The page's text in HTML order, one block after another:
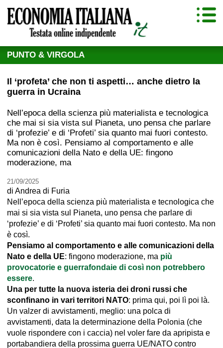
PUNTO & VIRGOLA
Il ‘profeta’ che non ti aspetti… anche dietro la
guerra in Ucraina
Nell’epoca della scienza più materialista e tecnologica
che mai si sia vista sul Pianeta, uno pensa che parlare
di ‘profezie’ e di ‘Profeti’ sia quanto mai fuori contesto.
Ma non è così. Pensiamo al comportamento e alle
comunicazioni della Nato e della UE: fingono
moderazione, ma
21/09/2025
di Andrea di Furia
Nell’epoca della scienza più materialista e tecnologica che
mai si sia vista sul Pianeta, uno pensa che parlare di
‘profezie’ e di ‘Profeti’ sia quanto mai fuori contesto. Ma non
è così.
Pensiamo al comportamento e alle comunicazioni della
Nato e della UE: fingono moderazione, ma più
provocatorie e guerrafondaie di così non potrebbero
essere.
Una per tutte la nuova isteria dei droni russi che
sconfinano in vari territori NATO: prima qui, poi lì poi là.
Un valzer di avvistamenti, meglio: una polca di
avvistamenti, data la determinazione della Polonia (che
vuole rispondere con i caccia) nel voler fare da apripista e
portabandiera della prossima guerra UE/NATO contro